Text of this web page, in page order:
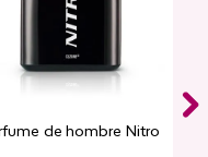
de hombre Nitro